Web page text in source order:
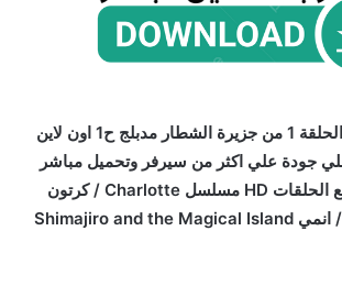
مشاهدة وتحميل الحلقة 1 من جزيرة الشطار مدبلج ح1 اون لاين
جودة علي اكثر من سيرفر وتحميل مباشر
Shimajiro جميع الحلقات HD مسلسل Charlotte / كرتون